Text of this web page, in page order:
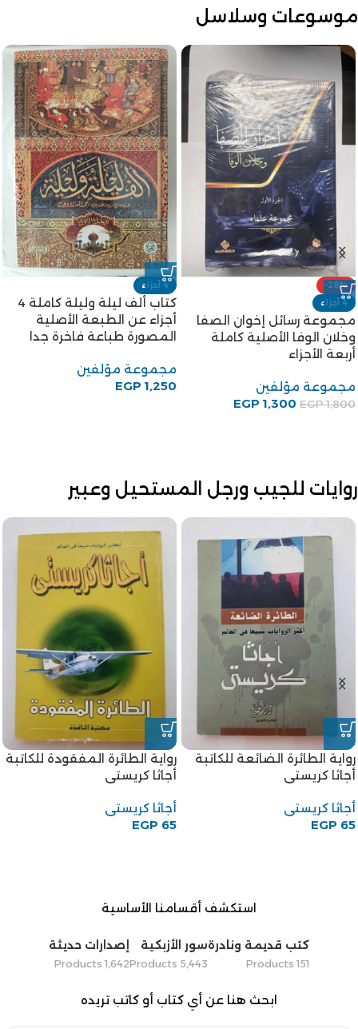
موسوعات وسلاسل
-28%
4 أجزاء
مجموعة رسائل إخوان الصفا
وخلان الوفا الأصلية كاملة
أربعة الأجزاء
مجموعة مؤلفين
EGP1,800
EGP 1,300
4 أجزاء
كتاب ألف ليلة وليلة كاملة 4
أجزاء عن الطبعة الأصلية
المصورة طباعة فاخرة جدا
مجموعة مؤلفين
EGP 1,250
روايات للجيب ورجل المستحيل وعبير
رواية الطائرة الضائعة للكاتبة
أجاثا كريستى
أجاثا كريستى
EGP 65
رواية الطائرة المفقودة للكاتبة
أجاثا كريستى
أجاثا كريستى
EGP 65
استكشف أقسامنا الأساسية
كتب قديمة ونادرة
151 Products
سور الأزبكية
5٬443 Products
إصدارات حديثة
1٬642 Products
ابحث هنا عن أي كتاب أو كاتب تريده